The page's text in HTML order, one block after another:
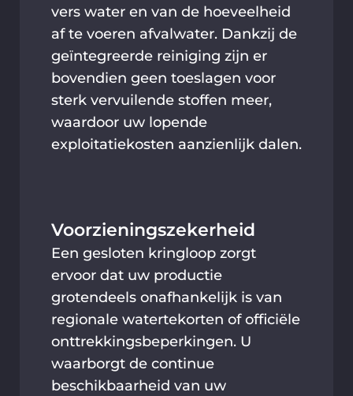
vers water en van de hoeveelheid
af te voeren afvalwater. Dankzij de
geïntegreerde reiniging zijn er
bovendien geen toeslagen voor
sterk vervuilende stoffen meer,
waardoor uw lopende
exploitatiekosten aanzienlijk dalen.
Voorzieningszekerheid
Een gesloten kringloop zorgt
ervoor dat uw productie
grotendeels onafhankelijk is van
regionale watertekorten of officiële
onttrekkingsbeperkingen. U
waarborgt de continue
beschikbaarheid van uw